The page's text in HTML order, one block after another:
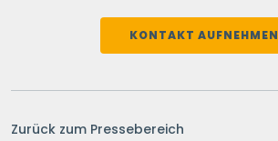
KONTAKT AUFNEHMEN
Zurück zum Pressebereich